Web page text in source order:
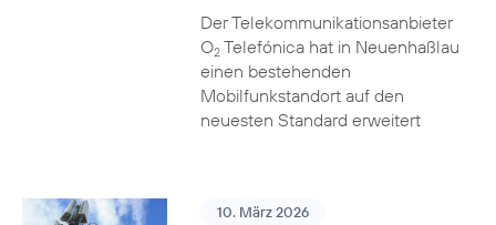
Der Telekommunikationsanbieter
O2Telefónica hat in Neuenhaßlau
einen bestehenden
Mobilfunkstandort auf den
neuesten Standard erweitert
10. März 2026